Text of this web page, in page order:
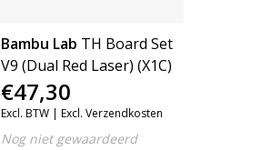
Bambu Lab TH Board Set
V9 (Dual Red Laser) (X1C)
€47,30
Excl. BTW |Excl. Verzendkosten
Nog niet gewaardeerd